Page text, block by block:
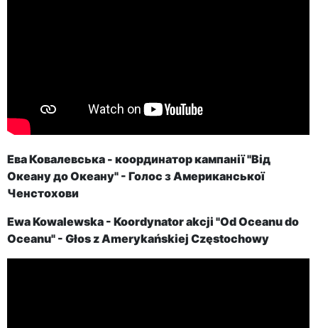
Ева Ковалевська - координатор кампанії "Від
Океану до Океану" - Голос з Американської
Ченстохови
Ewa Kowalewska - Koordynator akcji "Od Oceanu do
Oceanu" - Głos z Amerykańskiej Częstochowy